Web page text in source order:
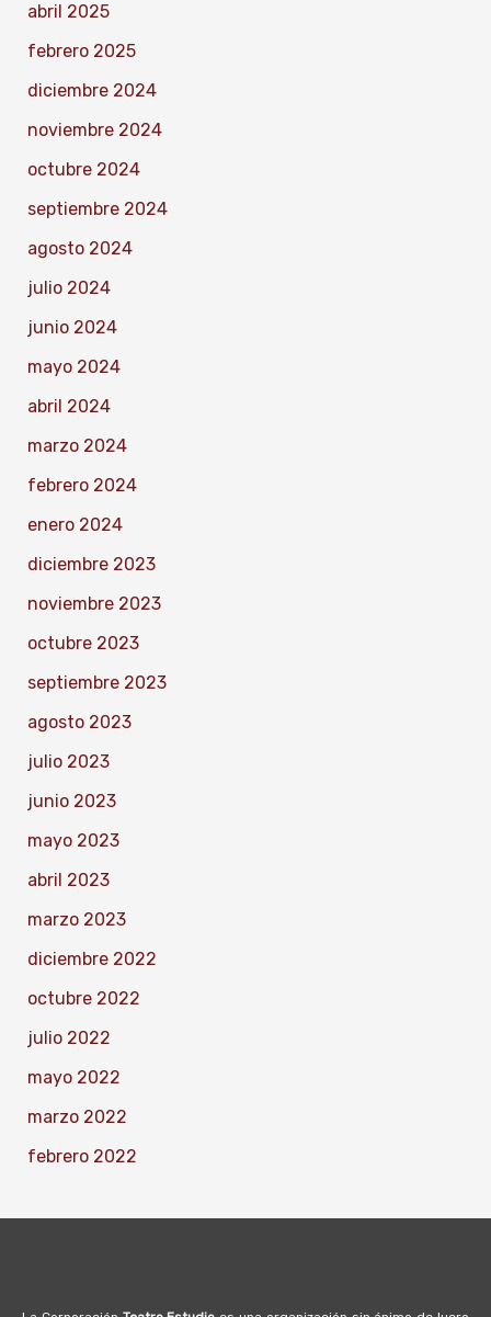
abril 2025
febrero 2025
diciembre 2024
noviembre 2024
octubre 2024
septiembre 2024
agosto 2024
julio 2024
junio 2024
mayo 2024
abril 2024
marzo 2024
febrero 2024
enero 2024
diciembre 2023
noviembre 2023
octubre 2023
septiembre 2023
agosto 2023
julio 2023
junio 2023
mayo 2023
abril 2023
marzo 2023
diciembre 2022
octubre 2022
julio 2022
mayo 2022
marzo 2022
febrero 2022